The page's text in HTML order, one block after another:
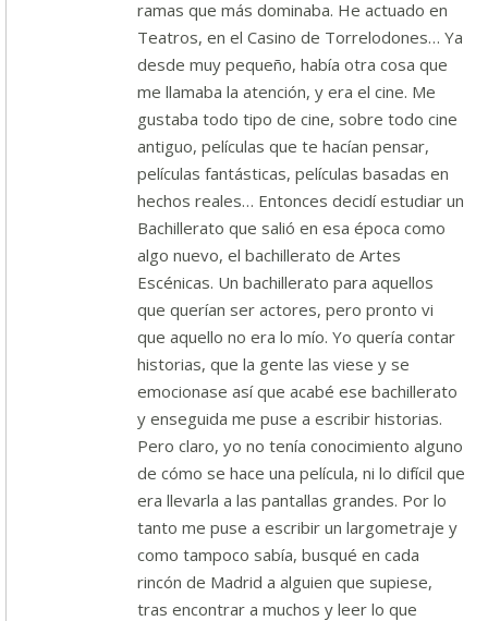
ramas que más dominaba. He actuado en
Teatros, en el Casino de Torrelodones… Ya
desde muy pequeño, había otra cosa que
me llamaba la atención, y era el cine. Me
gustaba todo tipo de cine, sobre todo cine
antiguo, películas que te hacían pensar,
películas fantásticas, películas basadas en
hechos reales… Entonces decidí estudiar un
Bachillerato que salió en esa época como
algo nuevo, el bachillerato de Artes
Escénicas. Un bachillerato para aquellos
que querían ser actores, pero pronto vi
que aquello no era lo mío. Yo quería contar
historias, que la gente las viese y se
emocionase así que acabé ese bachillerato
y enseguida me puse a escribir historias.
Pero claro, yo no tenía conocimiento alguno
de cómo se hace una película, ni lo difícil que
era llevarla a las pantallas grandes. Por lo
tanto me puse a escribir un largometraje y
como tampoco sabía, busqué en cada
rincón de Madrid a alguien que supiese,
tras encontrar a muchos y leer lo que